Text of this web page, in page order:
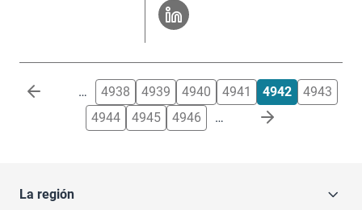
Paginación … 4938 4939 4940 4941 4942
4943
4944
4945 4946 …
La región